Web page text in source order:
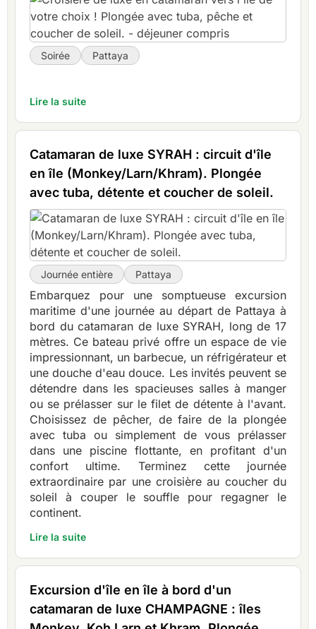
Soirée Pattaya
Lire la suite
Catamaran de luxe SYRAH : circuit d'île
en île (Monkey/Larn/Khram). Plongée
avec tuba, détente et coucher de soleil.
Journée entière Pattaya
Embarquez pour une somptueuse excursion
maritime d'une journée au départ de Pattaya à
bord du catamaran de luxe SYRAH, long de 17
mètres. Ce bateau privé offre un espace de vie
impressionnant, un barbecue, un réfrigérateur et
une douche d'eau douce. Les invités peuvent se
détendre dans les spacieuses salles à manger
ou se prélasser sur le filet de détente à l'avant.
Choisissez de pêcher, de faire de la plongée
avec tuba ou simplement de vous prélasser
dans une piscine flottante, en profitant d'un
confort ultime. Terminez cette journée
extraordinaire par une croisière au coucher du
soleil à couper le souffle pour regagner le
continent.
Lire la suite
Excursion d'île en île à bord d'un
catamaran de luxe CHAMPAGNE : îles